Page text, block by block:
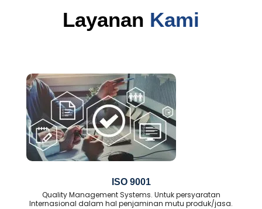
Layanan Kami
ISO 9001
Quality Management Systems. Untuk persyaratan
Internasional dalam hal penjaminan mutu produk/jasa.